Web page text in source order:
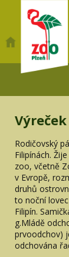
Rodičovský
Filipínách.
zoo, včetně
v Evropě,
druhů
to noční
Filipín.
g.Mládě
prvoodchov)
odchována